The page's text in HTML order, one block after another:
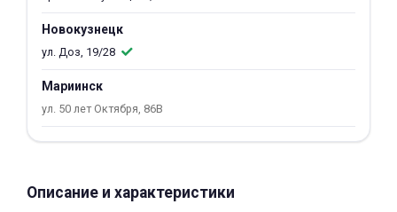
Новокузнецк
ул. Доз, 19/28
Мариинск
ул. 50 лет Октября, 86В
Описание и характеристики